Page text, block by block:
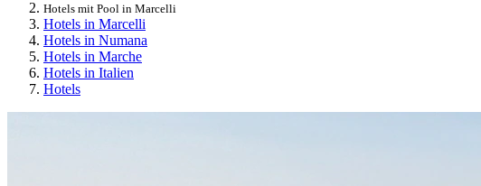
Hotels mit Pool in Marcelli
Hotels in Marcelli
Hotels in Numana
Hotels in Marche
Hotels in Italien
Hotels